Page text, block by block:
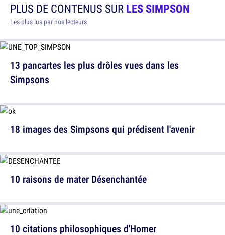
PLUS DE CONTENUS SURLES SIMPSON
Les plus lus par nos lecteurs
13 pancartes les plus drôles vues dans les
Simpsons
10 raisons de mater Désenchantée
18 images des Simpsons qui prédisent l'avenir
10 citations philosophiques d'Homer